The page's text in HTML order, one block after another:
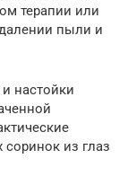
терапии или
пыли и
настойки
из глаз